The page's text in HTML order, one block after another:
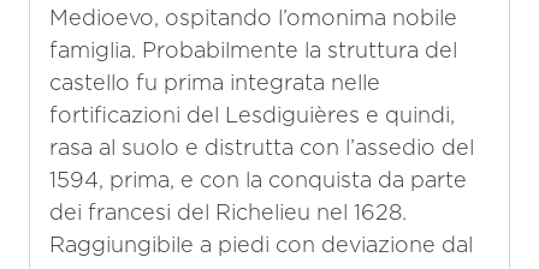
Medioevo, ospitando l’omonima nobile
famiglia. Probabilmente la struttura del
castello fu prima integrata nelle
fortificazioni del Lesdiguières e quindi,
rasa al suolo e distrutta con l’assedio del
1594, prima, e con la conquista da parte
dei francesi del Richelieu nel 1628.
Raggiungibile a piedi con deviazione dal